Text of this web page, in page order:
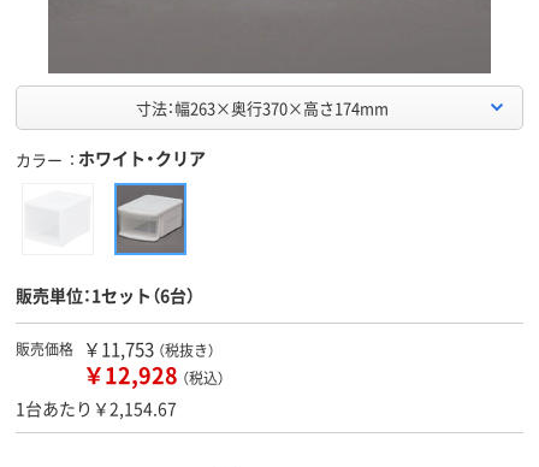
寸法：幅263×奥行370×高さ174mm
カラー ホワイト・クリア
販売単位：1セット（6台）
販売価格 ￥11,753 （税抜き）
￥12,928 （税込）
1台あたり￥2,154.67